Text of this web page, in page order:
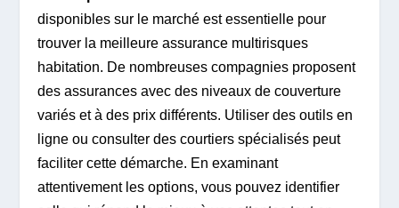
disponibles sur le marché est essentielle pour
trouver la meilleure assurance multirisques
habitation. De nombreuses compagnies proposent
des assurances avec des niveaux de couverture
variés et à des prix différents. Utiliser des outils en
ligne ou consulter des courtiers spécialisés peut
faciliter cette démarche. En examinant
attentivement les options, vous pouvez identifier